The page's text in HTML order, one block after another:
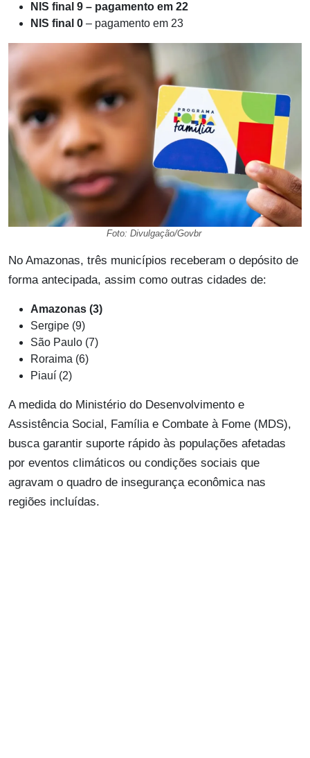
NIS final 9 – pagamento em 22
NIS final 0 – pagamento em 23
Foto: Divulgação/Govbr
No Amazonas, três municípios receberam o depósito de
forma antecipada, assim como outras cidades de:
Amazonas (3)
Sergipe (9)
São Paulo (7)
Roraima (6)
Piauí (2)
A medida do Ministério do Desenvolvimento e
Assistência Social, Família e Combate à Fome (MDS),
busca garantir suporte rápido às populações afetadas
por eventos climáticos ou condições sociais que
agravam o quadro de insegurança econômica nas
regiões incluídas.